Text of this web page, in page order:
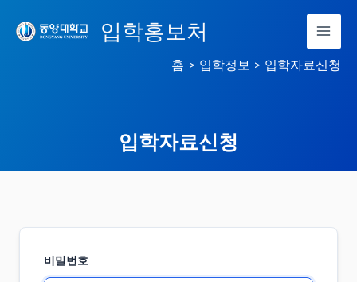
입학홍보처
홈 입학정보 입학자료신청
입학자료신청
비밀번호